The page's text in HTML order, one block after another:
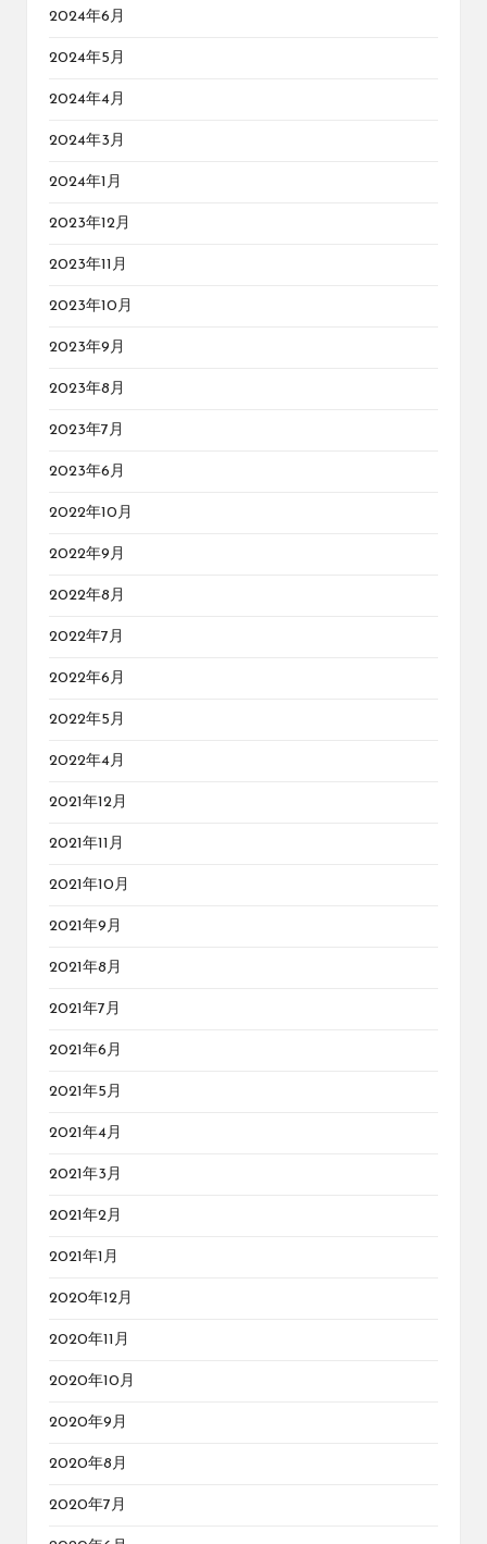
2024年6月
2024年5月
2024年4月
2024年3月
2024年1月
2023年12月
2023年11月
2023年10月
2023年9月
2023年8月
2023年7月
2023年6月
2022年10月
2022年9月
2022年8月
2022年7月
2022年6月
2022年5月
2022年4月
2021年12月
2021年11月
2021年10月
2021年9月
2021年8月
2021年7月
2021年6月
2021年5月
2021年4月
2021年3月
2021年2月
2021年1月
2020年12月
2020年11月
2020年10月
2020年9月
2020年8月
2020年7月